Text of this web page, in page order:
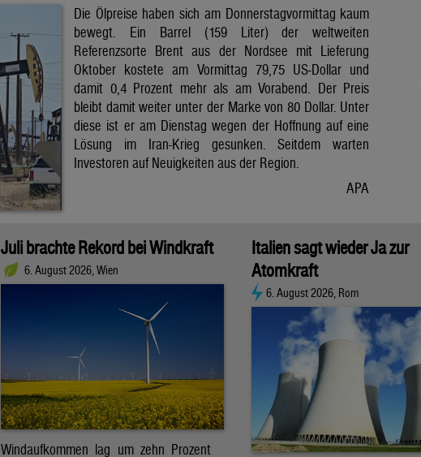
Die Ölpreise haben sich am Donnerstagvormittag kaum
bewegt. Ein Barrel (159 Liter) der weltweiten
Referenzsorte Brent aus der Nordsee mit Lieferung
Oktober kostete am Vormittag 79,75 US-Dollar und
damit 0,4 Prozent mehr als am Vorabend. Der Preis
bleibt damit weiter unter der Marke von 80 Dollar. Unter
diese ist er am Dienstag wegen der Hoffnung auf eine
Lösung im Iran-Krieg gesunken. Seitdem warten
Investoren auf Neuigkeiten aus der Region.
APA
Juli brachte Rekord bei Windkraft
6. August 2026, Wien
Windaufkommen lag um zehn Prozent
Italien sagt wieder Ja zur
Atomkraft
6. August 2026, Rom